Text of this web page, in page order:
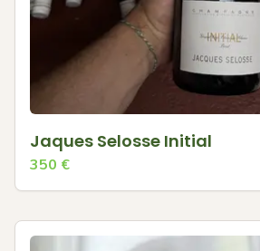
Jaques Selosse Initial
350 €